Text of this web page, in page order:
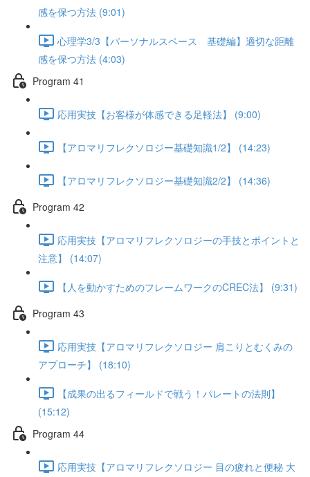
感を保つ方法 (9:01)
心理学3/3【パーソナルスペース 基礎編】適切な距離
感を保つ方法 (4:03)
Program 41
応用実技【お客様が体感できる足軽法】 (9:00)
【アロマリフレクソロジー基礎知識1/2】 (14:23)
【アロマリフレクソロジー基礎知識2/2】 (14:36)
Program 42
応用実技【アロマリフレクソロジーの手技とポイントと
注意】 (14:07)
【人を動かすためのフレームワークのCREC法】 (9:31)
Program 43
応用実技【アロマリフレクソロジー 肩こりとむくみの
アプローチ】 (18:10)
【成果の出るフィールドで戦う！パレートの法則】
(15:12)
Program 44
応用実技【アロマリフレクソロジー 目の疲れと便秘 大